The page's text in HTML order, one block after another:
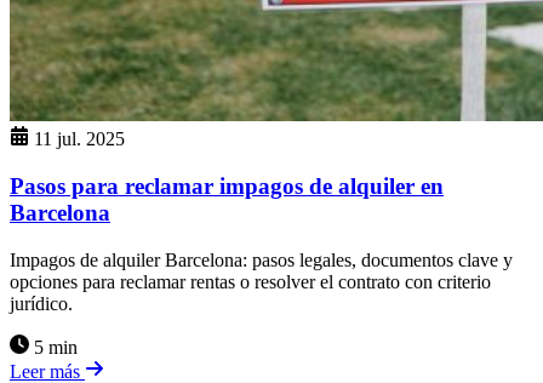
11 jul. 2025
Pasos para reclamar impagos de alquiler en
Barcelona
Impagos de alquiler Barcelona: pasos legales, documentos clave y
opciones para reclamar rentas o resolver el contrato con criterio
jurídico.
5 min
Leer más